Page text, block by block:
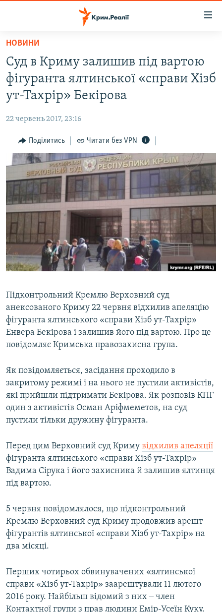
Перейти
основного
матеріалу
Перейти
до
основної
навігації
Перейти
пошуку
ВОДА.КРИМ
ВІДЕО ТА ФОТО
БЛОГИ
ПОГЛЯД
ІНТЕРВ'Ю
ВСЕ ЗА ДЕНЬ
СПЕЦПРОЕКТИ
ДЕПОРТАЦІЯ
ВІДЕОУРОКИ «ELIFBE»
СВІДЧЕННЯ ОКУПАЦІЇ
УКРАЇНСЬКА ПРОБЛЕМА КРИМУ
ЯК ОБІЙТИ БЛОКУВАННЯ
Русский
Qırımtatar
Усі сайти RFE/RL
НОВИНИ
Суд в Криму залишив під вартою
фігуранта ялтинської «справи Хізб
ут-Тахрір» Бекірова
22 червень 2017, 23:16
Поділитись Читати без VPN
Підконтрольний Кремлю Верховний суд
анексованого Криму 22 червня відхилив апеляцію
фігуранта ялтинського «справи Хізб ут-Тахрір»
Енвера Бекірова і залишив його під вартою. Про це
повідомляє Кримська правозахисна група.
Як повідомляється, засідання проходило в
закритому режимі і на нього не пустили активістів,
які прийшли підтримати Бекірова. Як розповів КПГ
один з активістів Осман Аріфмеметов, на суд
пустили тільки дружину фігуранта.
Перед цим Верховний суд Криму відхилив апеляції
фігуранта ялтинського «справи Хізб ут-Тахрір»
Вадима Сірука і його захисника й залишив ялтинця
під вартою.
5 червня повідомлялося, що підконтрольний
Кремлю Верховний суд Криму продовжив арешт
фігурантів ялтинської «справи Хізб ут-Тахрір» на
два місяці.
Перших чотирьох обвинувачених «ялтинської
справи «Хізб ут-Тахрір» заарештували 11 лютого
2016 року. Найбільш відомий з них ‒ член
Контактної групи з прав людини Емір-Усеїн Куку.